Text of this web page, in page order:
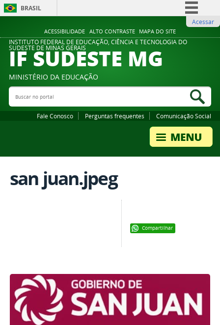
ACESSIBILIDADE ALTO CONTRASTE MAPA DO SITE
BRASIL
Comunica BR
Participe
Legislação
Acessar
INSTITUTO FEDERAL DE EDUCAÇÃO, CIÊNCIA E TECNOLOGIA DO
SUDESTE DE MINAS GERAIS
IF SUDESTE MG
MINISTÉRIO DA EDUCAÇÃO
Buscar no portal
Fale Conosco Perguntas frequentes Comunicação Social
san juan.jpeg
Compartilhar